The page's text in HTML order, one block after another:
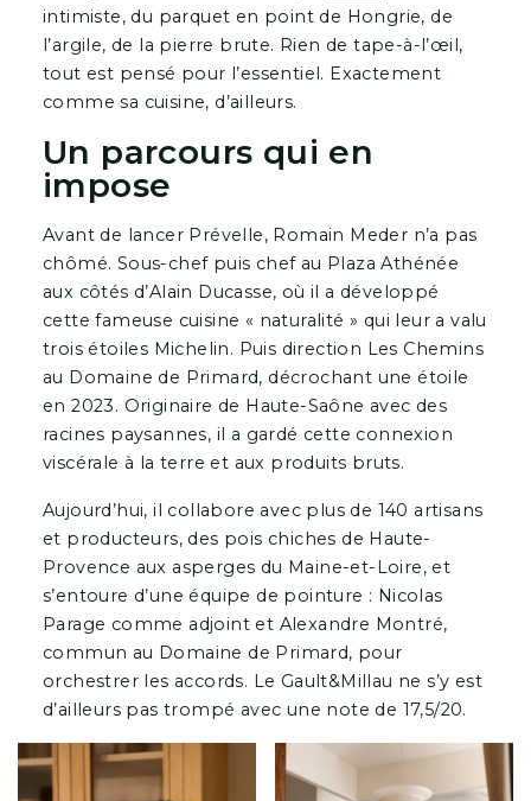
intimiste, du parquet en point de Hongrie, de
l’argile, de la pierre brute. Rien de tape-à-l’œil,
tout est pensé pour l’essentiel. Exactement
comme sa cuisine, d’ailleurs.
Un parcours qui en
impose
Avant de lancer Prévelle, Romain Meder n’a pas
chômé. Sous-chef puis chef au Plaza Athénée
aux côtés d’Alain Ducasse, où il a développé
cette fameuse cuisine « naturalité » qui leur a valu
trois étoiles Michelin. Puis direction Les Chemins
au Domaine de Primard, décrochant une étoile
en 2023. Originaire de Haute-Saône avec des
racines paysannes, il a gardé cette connexion
viscérale à la terre et aux produits bruts.
Aujourd’hui, il collabore avec plus de 140 artisans
et producteurs, des pois chiches de Haute-
Provence aux asperges du Maine-et-Loire, et
s’entoure d’une équipe de pointure : Nicolas
Parage comme adjoint et Alexandre Montré,
commun au Domaine de Primard, pour
orchestrer les accords. Le Gault&Millau ne s’y est
d’ailleurs pas trompé avec une note de 17,5/20.